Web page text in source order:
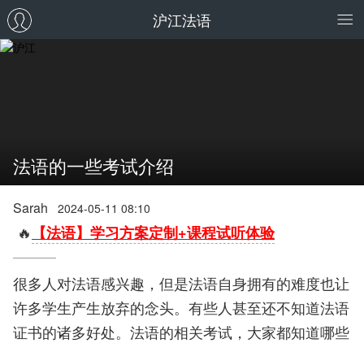
沪江法语
法语的一些考试介绍
Sarah 2024-05-11 08:10
🔥 【法语】学习方案定制+课程试听体验
很多人对法语感兴趣，但是法语自身拥有的难度也让
许多学生产生放弃的念头。有些人甚至还不知道法语
证书的诸多好处。法语的相关考试，大家都知道哪些